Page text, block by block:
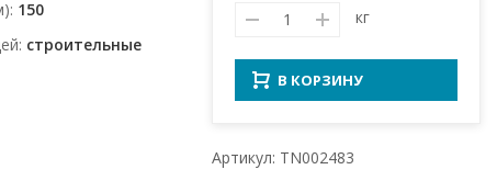
150
строительные
кг
В КОРЗИНУ
Артикул: TN002483